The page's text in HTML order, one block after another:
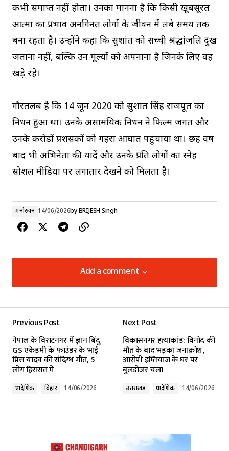
कभी समाप्त नहीं होता। उनका मानना है कि किसी खूबसूरत
आत्मा का प्रभाव अनगिनत लोगों के जीवन में लंबे समय तक
बना रहता है। उन्होंने कहा कि सुशांत को सच्ची श्रद्धांजलि दुख
जताना नहीं, बल्कि उन मूल्यों को अपनाना है जिनके लिए वह
खड़े रहे।
गौरतलब है कि 14 जून 2020 को सुशांत सिंह राजपूत का
निधन हुआ था। उनके असामयिक निधन ने फिल्म जगत और
उनके करोड़ों प्रशंसकों को गहरा आघात पहुंचाया था। छह वर्ष
बाद भी अभिनेता की यादें और उनके प्रति लोगों का स्नेह
सोशल मीडिया पर लगातार देखने को मिलता है।
मनोरंजन 14/06/2026byBRIJESH Singh
Add a comment
Add a comment
Required fields are marked*
Comment
Previous Post
नेपाल के विराटनगर में ज्ञान बिंदु
GS एकेडमी के फाउंडर के भाई
प्रिंस यादव की संदिग्ध मौत, 5
लोग हिरासत में
प्रादेशिक बिहार 14/06/2026
Next Post
विकासनगर हत्याकांड: विनोद की
मौत के बाद भड़का जनाक्रोश,
आरोपी इम्तियाज के घर पर
बुलडोजर चला
उत्तराखंड प्रादेशिक 14/06/2026